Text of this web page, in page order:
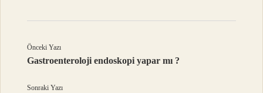
Önceki Yazı
Gastroenteroloji endoskopi yapar mı ?
Sonraki Yazı